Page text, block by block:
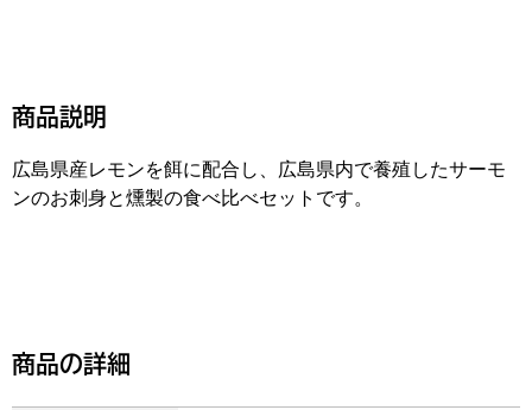
商品説明
広島県産レモンを餌に配合し、広島県内で養殖したサーモ
ンのお刺身と燻製の食べ比べセットです。
商品の詳細